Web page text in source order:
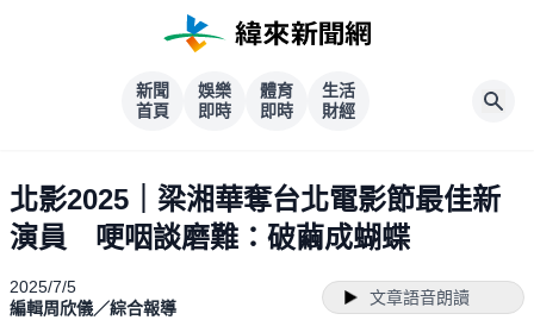
新聞
首頁
娛樂
即時
體育
即時
生活
財經
北影2025｜梁湘華奪台北電影節最佳新
演員 哽咽談磨難：破繭成蝴蝶
2025/7/5
編輯周欣儀／綜合報導
文章語音朗讀